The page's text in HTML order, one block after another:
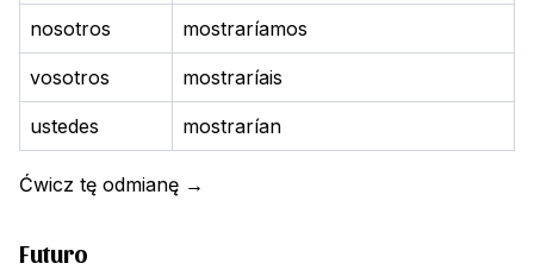
nosotros mostraríamos
vosotros mostraríais
ustedes mostrarían
Ćwicz tę odmianę →
Futuro